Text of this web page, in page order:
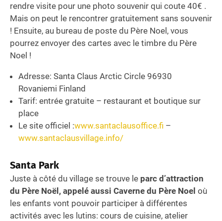
rendre visite pour une photo souvenir qui coute 40€ .
Mais on peut le rencontrer gratuitement sans souvenir
! Ensuite, au bureau de poste du Père Noel, vous
pourrez envoyer des cartes avec le timbre du Père
Noel !
Adresse: Santa Claus Arctic Circle 96930
Rovaniemi Finland
Tarif: entrée gratuite – restaurant et boutique sur
place
Le site officiel :www.santaclausoffice.fi –
www.santaclausvillage.info/
Santa Park
Juste à côté du village se trouve le parc d’attraction
du Père Noël, appelé aussi Caverne du Père Noel où
les enfants vont pouvoir participer à différentes
activités avec les lutins: cours de cuisine, atelier